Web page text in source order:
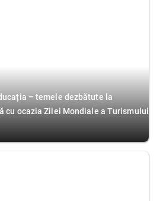
– temele dezbătute la
cu ocazia Zilei Mondiale a Turismului